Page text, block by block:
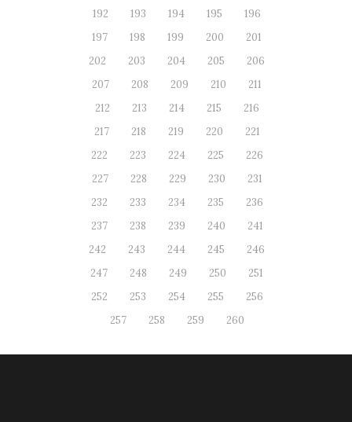
192
193 194 195
196
197
198 199 200
201
202
203 204 205
206
207
208 209 210
211
212
213 214 215
216
217
218 219 220
221
222
223 224 225
226
227
228 229 230
231
232
233 234 235
236
237
238 239 240
241
242
243 244 245
246
247
248 249 250
251
252
253 254 255
256
257
258 259 260